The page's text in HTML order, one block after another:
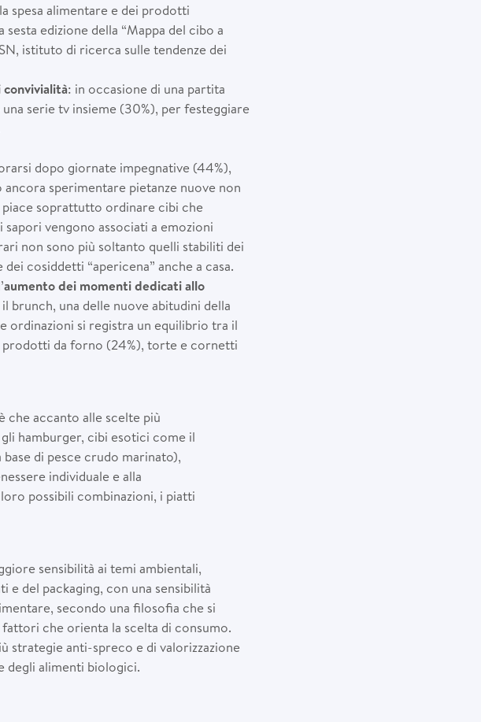
spesa alimentare e dei prodotti
edizione della “Mappa del cibo a
istituto di ricerca sulle tendenze dei
: in occasione di una partita
serie tv insieme (30%), per festeggiare
dopo giornate impegnative (44%),
sperimentare pietanze nuove non
piace soprattutto ordinare cibi che
sapori vengono associati a emozioni
non sono più soltanto quelli stabiliti dei
cosiddetti “apericena” anche a casa.
aumento dei momenti dedicati allo
una delle nuove abitudini della
ordinazioni si registra un equilibrio tra il
da forno (24%), torte e cornetti
che accanto alle scelte più
hamburger, cibi esotici come il
di pesce crudo marinato),
individuale e alla
possibili combinazioni, i piatti
sensibilità ai temi ambientali,
e del packaging, con una sensibilità
secondo una filosofia che si
che orienta la scelta di consumo.
strategie anti-spreco e di valorizzazione
degli alimenti biologici.